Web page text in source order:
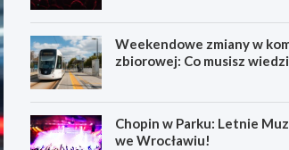
Weekendowe zmiany w
zbiorowej: Co musisz
Chopin w Parku: Letnie
we Wrocławiu!